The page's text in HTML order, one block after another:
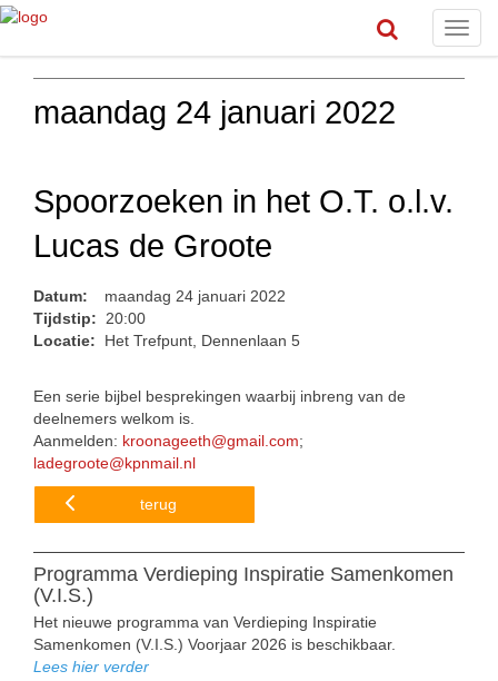
maandag 24 januari 2022
Spoorzoeken in het O.T. o.l.v.
Lucas de Groote
Datum:
maandag 24 januari 2022
Tijdstip:
20:00
Locatie:
Het Trefpunt, Dennenlaan 5
Een serie bijbel besprekingen waarbij inbreng van de
deelnemers welkom is.
Aanmelden: kroonageeth@gmail.com;
ladegroote@kpnmail.nl
terug
Programma Verdieping Inspiratie Samenkomen
(V.I.S.)
Het nieuwe programma van Verdieping Inspiratie
Samenkomen (V.I.S.) Voorjaar 2026 is beschikbaar.
Lees hier verder